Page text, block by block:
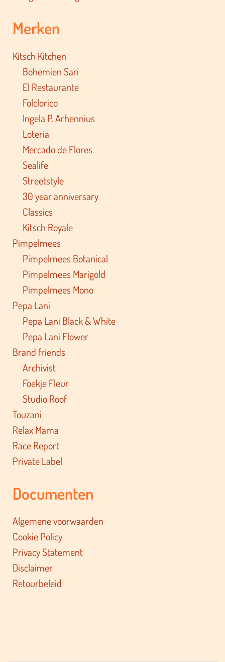
Merken
Kitsch Kitchen
Bohemien Sari
El Restaurante
Folclorico
Ingela P. Arhennius
Loteria
Mercado de Flores
Sealife
Streetstyle
30 year anniversary
Classics
Kitsch Royale
Pimpelmees
Pimpelmees Botanical
Pimpelmees Marigold
Pimpelmees Mono
Pepa Lani
Pepa Lani Black & White
Pepa Lani Flower
Brand friends
Archivist
Foekje Fleur
Studio Roof
Touzani
Relax Mama
Race Report
Private Label
Documenten
Algemene voorwaarden
Cookie Policy
Privacy Statement
Disclaimer
Retourbeleid